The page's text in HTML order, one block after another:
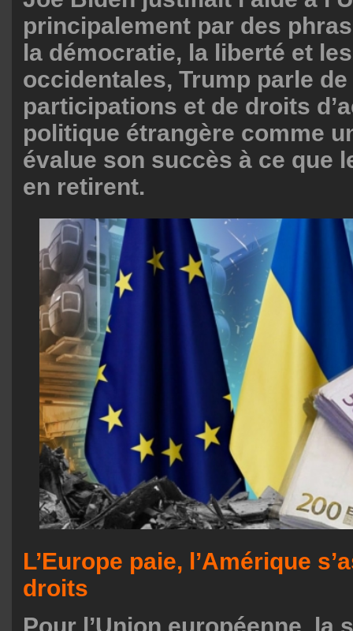
principalement par des
la démocratie, la liberté et
occidentales, Trump parle
participations et de droits
politique étrangère comme
évalue son succès à ce que
en retirent.
L’Europe paie, l’Amérique
droits